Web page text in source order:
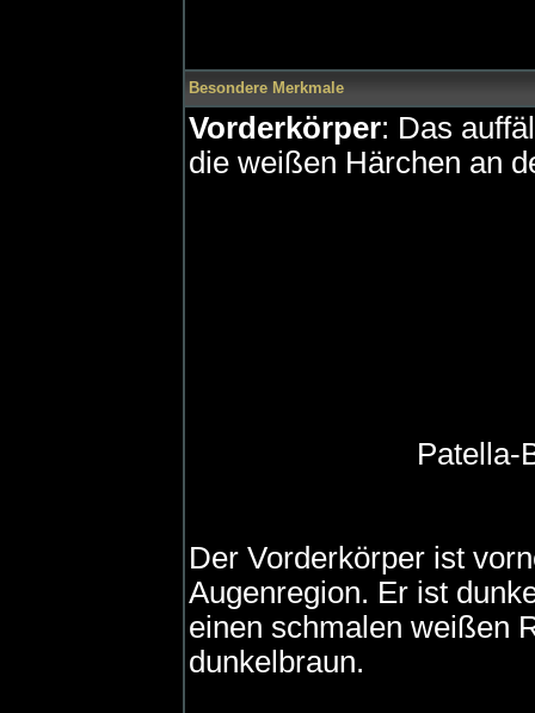
Besondere Merkmale
Vorderkörper: Das
die weißen Härchen an
Patella-
Der Vorderkörper ist
Augenregion. Er ist
einen schmalen weißen
dunkelbraun.